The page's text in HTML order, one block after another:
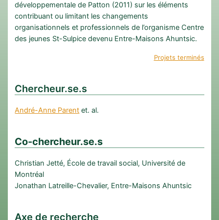
développementale de Patton (2011) sur les éléments
contribuant ou limitant les changements
organisationnels et professionnels de l’organisme Centre
des jeunes St-Sulpice devenu Entre-Maisons Ahuntsic.
Projets terminés
Chercheur.se.s
André-Anne Parent et. al.
Co-chercheur.se.s
Christian Jetté, École de travail social, Université de
Montréal
Jonathan Latreille-Chevalier, Entre-Maisons Ahuntsic
Axe de recherche